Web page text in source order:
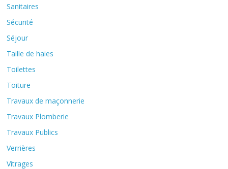
Sanitaires
Sécurité
Séjour
Taille de haies
Toilettes
Toiture
Travaux de maçonnerie
Travaux Plomberie
Travaux Publics
Verrières
Vitrages